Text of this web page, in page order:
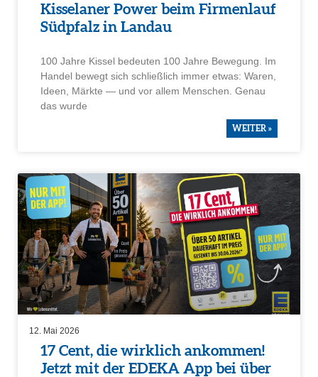
Kisselaner Power beim Firmen­lauf
Südpfalz in Landau
100 Jahre Kissel bedeuten 100 Jahre Bewegung. Im
Handel bewegt sich schließ­lich immer etwas: Waren,
Ideen, Märkte — und vor allem Menschen. Genau
das wurde
WEITER »
17 Cent, die wirklich ankommen!
Jetzt mit der EDEKA App bei über
12. Mai 2026